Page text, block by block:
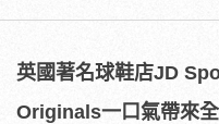
英國著名球鞋店JD
Originals一口氣帶來